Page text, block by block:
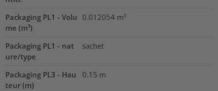
Packaging PL1 - Volu
me (m³)
0.012054 m³
Packaging PL1 - nat
ure/type
sachet
Packaging PL3 - Hau
teur (m)
0.15 m